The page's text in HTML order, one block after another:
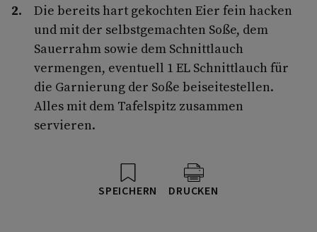
Die bereits hart gekochten Eier fein hacken
und mit der selbstgemachten Soße, dem
Sauerrahm sowie dem Schnittlauch
vermengen, eventuell 1 EL Schnittlauch für
die Garnierung der Soße beiseitestellen.
Alles mit dem Tafelspitz zusammen
servieren.
SPEICHERN DRUCKEN